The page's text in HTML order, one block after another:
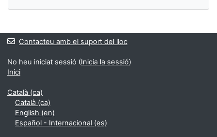
Blocs
Contacteu amb el suport del lloc
No heu iniciat sessió (Inicia la sessió)
Inici
Català ‎(ca)‎
Català ‎(ca)‎
English ‎(en)‎
Español - Internacional ‎(es)‎